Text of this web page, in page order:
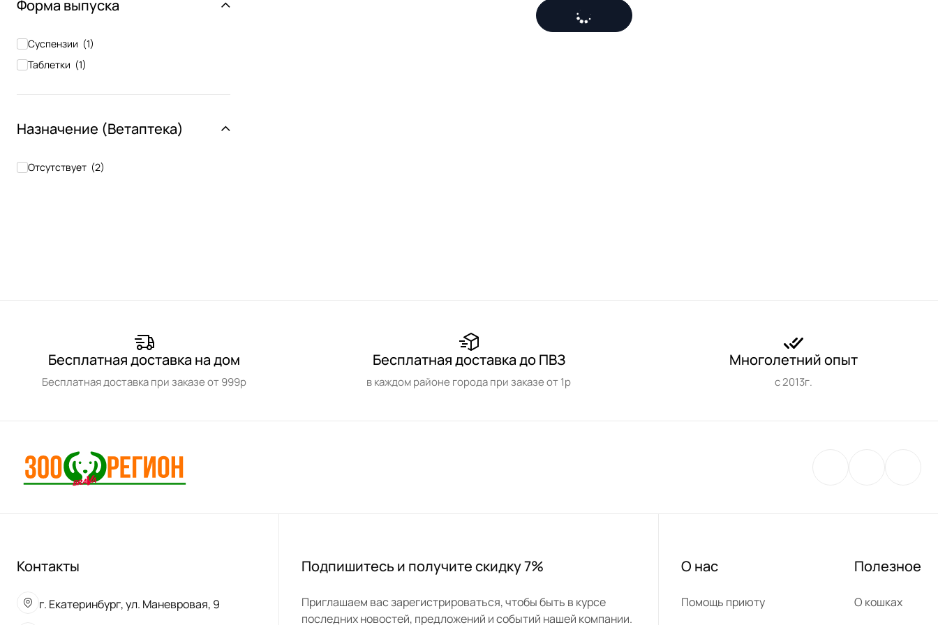
Форма выпуска
Суспензии (1)
Таблетки (1)
Назначение (Ветаптека)
Отсутствует (2)
Бесплатная доставка на дом
Бесплатная доставка при заказе от 999р
Бесплатная доставка до ПВЗ
в каждом районе города при заказе от 1р
Многолетний опыт
с 2013г.
Контакты
г. Екатеринбург, ул. Маневровая, 9
Подпишитесь и получите скидку 7%
Приглашаем вас зарегистрироваться, чтобы быть в курсе
последних новостей, предложений и событий нашей компании.
О нас
Помощь приюту
Полезное
О кошках